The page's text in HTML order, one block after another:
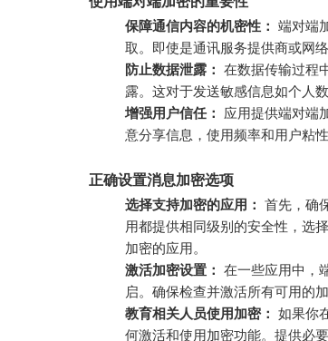
保障通信内容的机密性： 端对端
取。即使是通讯服务提供商或网
防止数据泄露： 在数据传输过程
露。这对于发送敏感信息如个人
增强用户信任：
应用提供端对端
意分享信息，使用频率和用户粘性
正确设置消息加密选项
选择支持加密的应用： 首先，确
用都提供相同级别的安全性，选
加密的应用。
激活加密设置： 在一些应用中，
启。确保检查并激活所有可用的
教育相关人员使用加密： 如果你
何激活和使用加密功能。提供必